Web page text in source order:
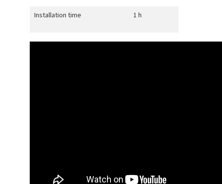
Installation time 1 h